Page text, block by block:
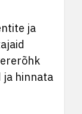
ja
ja hinnata